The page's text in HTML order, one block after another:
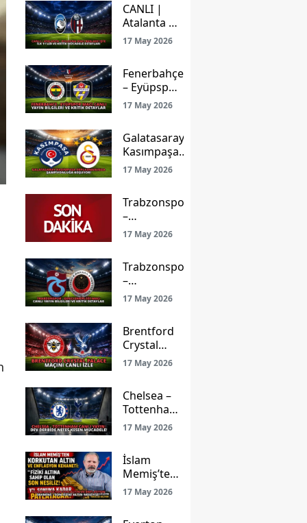
Bilgileri ve
Detaylar
CANLI |
Atalanta –
Bologna
Maçı
İşte İlk
11’ler ve
Kritik
Detayları
17 May 2026
Fenerbahçe
– Eyüpspor
Maçı Canlı
Yayın
Kritik
Detaylar
17 May 2026
Galatasaray
Kasımpaşa
Deplasmanında
Şampiyonluğa
17 May 2026
Trabzonspor
–
Gençlerbirliği
Maçı: Ligde
ve Prestij
Mücadelesi
Canlı Yayınla
17 May 2026
Trabzonspor
–
Gençlerbirliği
Maçı Canlı
ve Kritik
Detaylar
17 May 2026
Brentford
Crystal
Palace
Maçını
17 May 2026
Chelsea –
Tottenham
Canlı
Yayın: Dev
Derbide
Nefes
Kesen
Mücadele!
17 May 2026
İslam
Memiş’ten
Şok Altın
17 May 2026